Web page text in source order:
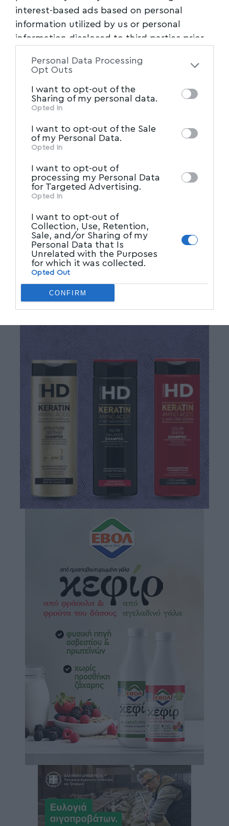
interest-based ads based on personal
information utilized by us or personal
information disclosed to third parties prior
of the further disclosure of your personal
of downstream participants. This
information may also be disclosed by us to
Participantsthat may further disclose it to
other third parties.
Personal Data Processing
Opt Outs
I want to opt-out of the
Sharing of my personal data.
Opted In
I want to opt-out of the Sale
of my Personal Data.
Opted In
I want to opt-out of
processing my Personal Data
for Targeted Advertising.
Opted In
I want to opt-out of
Collection, Use, Retention,
Sale, and/or Sharing of my
Personal Data that Is
Unrelated with the Purposes
for which it was collected.
Opted Out
CONFIRM
του Myvolos.net στο Youtube
Facebook